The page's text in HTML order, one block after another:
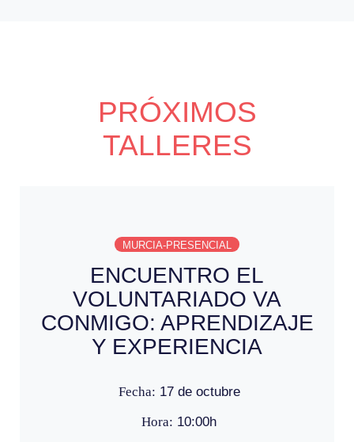
PRÓXIMOS
TALLERES
MURCIA-PRESENCIAL
ENCUENTRO EL
VOLUNTARIADO VA
CONMIGO: APRENDIZAJE
Y EXPERIENCIA
Fecha: 17 de octubre
Hora: 10:00h